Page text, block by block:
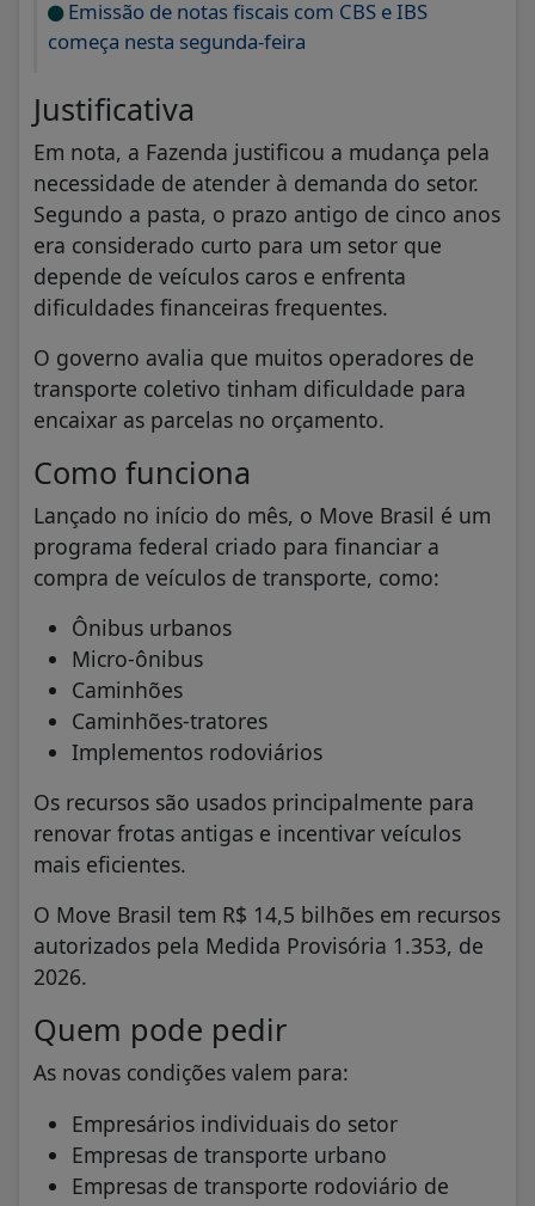
Emissão de notas fiscais com CBS e IBS
começa nesta segunda-feira
Justificativa
Em nota, a Fazenda justificou a mudança pela
necessidade de atender à demanda do setor.
Segundo a pasta, o prazo antigo de cinco anos
era considerado curto para um setor que
depende de veículos caros e enfrenta
dificuldades financeiras frequentes.
O governo avalia que muitos operadores de
transporte coletivo tinham dificuldade para
encaixar as parcelas no orçamento.
Como funciona
Lançado no início do mês, o Move Brasil é um
programa federal criado para financiar a
compra de veículos de transporte, como:
Ônibus urbanos
Micro-ônibus
Caminhões
Caminhões-tratores
Implementos rodoviários
Os recursos são usados principalmente para
renovar frotas antigas e incentivar veículos
mais eficientes.
O Move Brasil tem R$ 14,5 bilhões em recursos
autorizados pela Medida Provisória 1.353, de
2026.
Quem pode pedir
As novas condições valem para:
Empresários individuais do setor
Empresas de transporte urbano
Empresas de transporte rodoviário de